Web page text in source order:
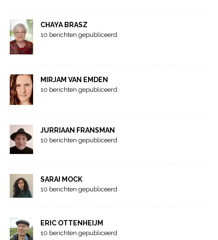
CHAYA BRASZ
10 berichten gepubliceerd
MIRJAM VAN EMDEN
10 berichten gepubliceerd
JURRIAAN FRANSMAN
10 berichten gepubliceerd
SARAI MOCK
10 berichten gepubliceerd
ERIC OTTENHEIJM
10 berichten gepubliceerd